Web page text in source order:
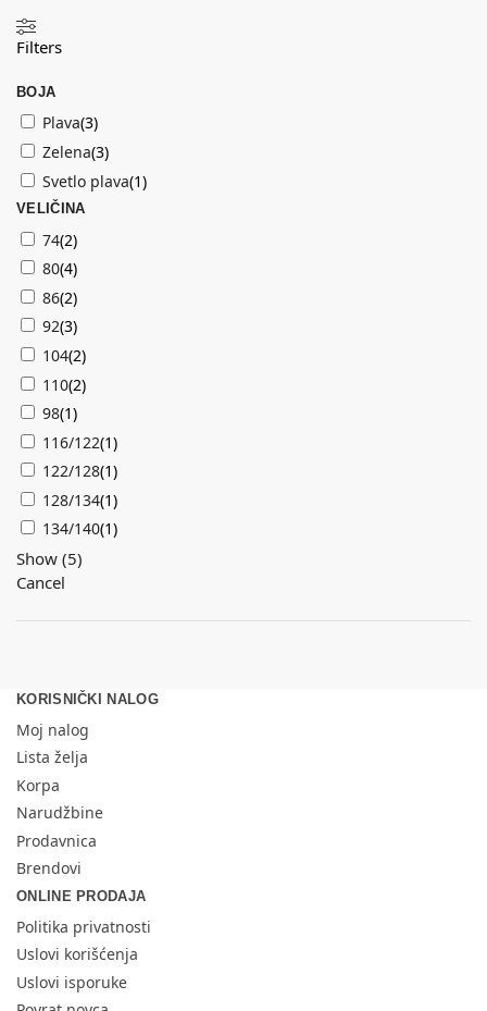
Filters
BOJA
Plava(3)
Zelena(3)
Svetlo plava(1)
VELIČINA
74(2)
80(4)
86(2)
92(3)
104(2)
110(2)
98(1)
116/122(1)
122/128(1)
128/134(1)
134/140(1)
Show (5)
Cancel
KORISNIČKI NALOG
Moj nalog
Lista želja
Korpa
Narudžbine
Prodavnica
Brendovi
ONLINE PRODAJA
Politika privatnosti
Uslovi korišćenja
Uslovi isporuke